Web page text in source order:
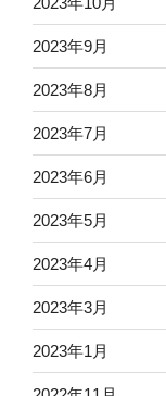
2023年9月
2023年8月
2023年7月
2023年6月
2023年5月
2023年4月
2023年3月
2023年1月